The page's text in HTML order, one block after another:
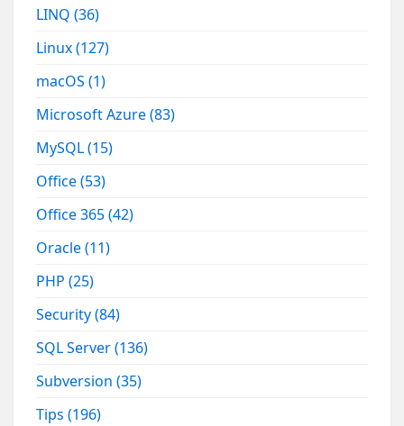
LINQ(36)
Linux(127)
macOS(1)
Microsoft Azure(83)
MySQL(15)
Office(53)
Office 365(42)
Oracle(11)
PHP(25)
Security(84)
SQL Server(136)
Subversion(35)
Tips(196)